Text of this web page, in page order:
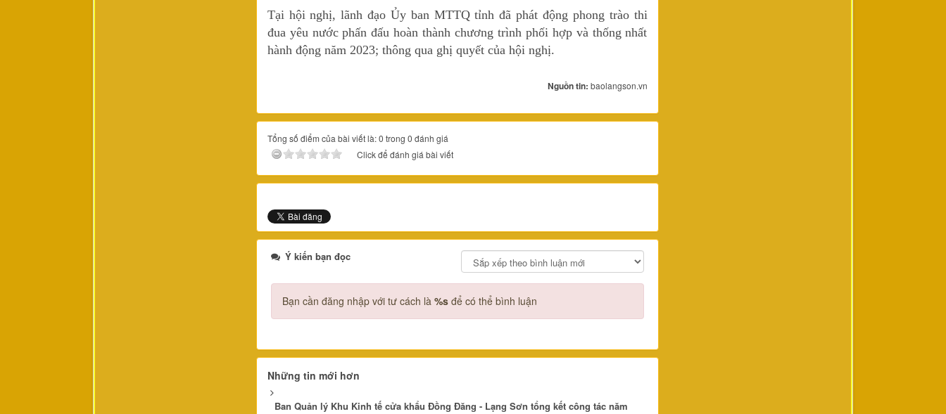
Tại hội nghị, lãnh đạo Ủy ban MTTQ tỉnh đã phát động phong trào thi
đua yêu nước phấn đấu hoàn thành chương trình phối hợp và thống nhất
hành động năm 2023; thông qua ghị quyết của hội nghị.
Nguồn tin: baolangson.vn
Tổng số điểm của bài viết là: 0 trong 0 đánh giá
Click để đánh giá bài viết
Ý kiến bạn đọc
Bạn cần đăng nhập với tư cách là %sđể có thể bình luận
Những tin mới hơn
Ban Quản lý Khu Kinh tế cửa khẩu Đồng Đăng - Lạng Sơn tổng kết công tác năm